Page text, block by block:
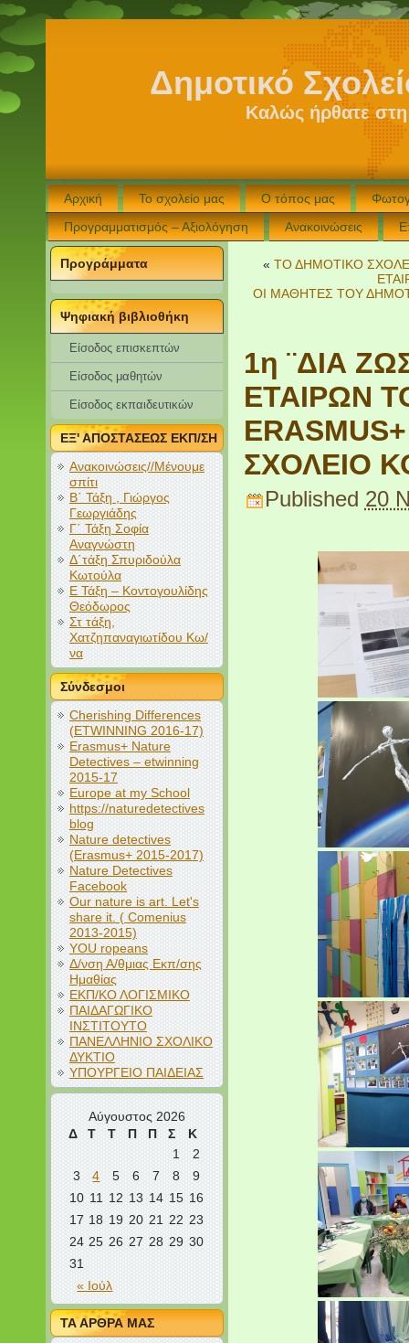
Δημοτικό
Καλώς ήρθατε
Αρχική Το σχολείο μας Ο τόπος μας
Προγραμματισμός – Αξιολόγηση
Ανακοινώσεις
Προγράμματα
Ψηφιακή βιβλιοθήκη
Είσοδος επισκεπτών
Eίσοδος μαθητών
Είσοδος εκπαιδευτικών
ΕΞ' ΑΠΟΣΤΑΣΕΩΣ ΕΚΠ/ΣΗ
Ανακοινώσεις//Μένουμε
σπίτι
Β΄ Τάξη , Γιώργος
Γεωργιάδης
Γ΄ Τάξη Σοφία
Αναγνώστη
Δ΄τάξη Σπυριδούλα
Κωτούλα
Ε Τάξη – Κοντογουλίδης
Θεόδωρος
Στ τάξη,
Χατζηπαναγιωτίδου Κω/
να
Σύνδεσμοι
Cherishing Differences
(ETWINNING 2016-17)
Erasmus+ Nature
Detectives – etwinning
2015-17
Europe at my School
https://naturedetectives
blog
Nature detectives
(Erasmus+ 2015-2017)
Nature Detectives
Facebook
Our nature is art. Let's
share it. ( Comenius
2013-2015)
YOU ropeans
Δ/νση Α/θμιας Εκπ/σης
Ημαθίας
ΕΚΠ/ΚΟ ΛΟΓΙΣΜΙΚΟ
ΠΑΙΔΑΓΩΓΙΚΟ
ΙΝΣΤΙΤΟΥΤΟ
ΠΑΝΕΛΛΗΝΙΟ ΣΧΟΛΙΚΟ
ΔΥΚΤΙΟ
ΥΠΟΥΡΓΕΙΟ ΠΑΙΔΕΙΑΣ
Αύγουστος 2026
Δ
Τ Τ Π Π Σ Κ
« Ιούλ
1
2
3
4 5 6 7 8
9
10 11 12 13 14 15 16
17 18 19 20 21 22 23
24 25 26 27 28 29 30
31
ΤΑ ΑΡΘΡΑ ΜΑΣ
« ΤΟ ΔΗΜΟΤΙΚΟ
ΟΙ ΜΑΘΗΤΕΣ ΤΟΥ
1η ¨ΔΙΑ
ΕΤΑΙΡΩΝ
ΣΧΟΛΕΙΟ
Published 20